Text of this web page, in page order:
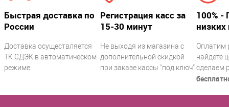
Быстрая доставка по
России
Доставка осуществляется
ТК СДЭК в автоматическом
режиме
Регистрация касс за
15-30 минут
Не выходя из магазина с
дополнительной скидкой
при заказе кассы "под ключ"
100% -
низких
Оплатим
найдете
сделаем